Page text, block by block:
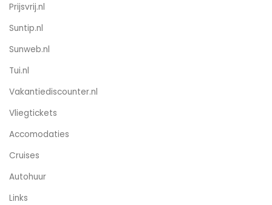
Prijsvrij.nl
Suntip.nl
Sunweb.nl
Tui.nl
Vakantiediscounter.nl
Vliegtickets
Accomodaties
Cruises
Autohuur
Links